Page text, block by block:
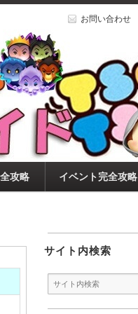
お問い合わせ
攻略 イベント完全攻略
サイト内検索